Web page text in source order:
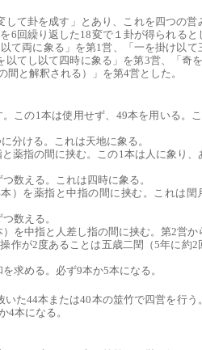
て卦を成す」とあり、これを四つの営
6回繰り返した18変で１卦が得られると
て両に象る」を第1営、「一を掛け以て
てし以て四時に象る」を第3営、「奇
間と解釈される）」を第4営とした。
この1本は使用せず、49本を用いる。
分ける。これは天地に象る。
薬指の間に挟む。この1本は人に象り、
数える。これは四時に象る。
）を薬指と中指の間に挟む。これは閏
数える。
を中指と人差し指の間に挟む。第2営か
作が2度あることは五歳二閏（5年に約2
求める。必ず9本か5本になる。
た44本または40本の筮竹で四営を行う
4本になる。